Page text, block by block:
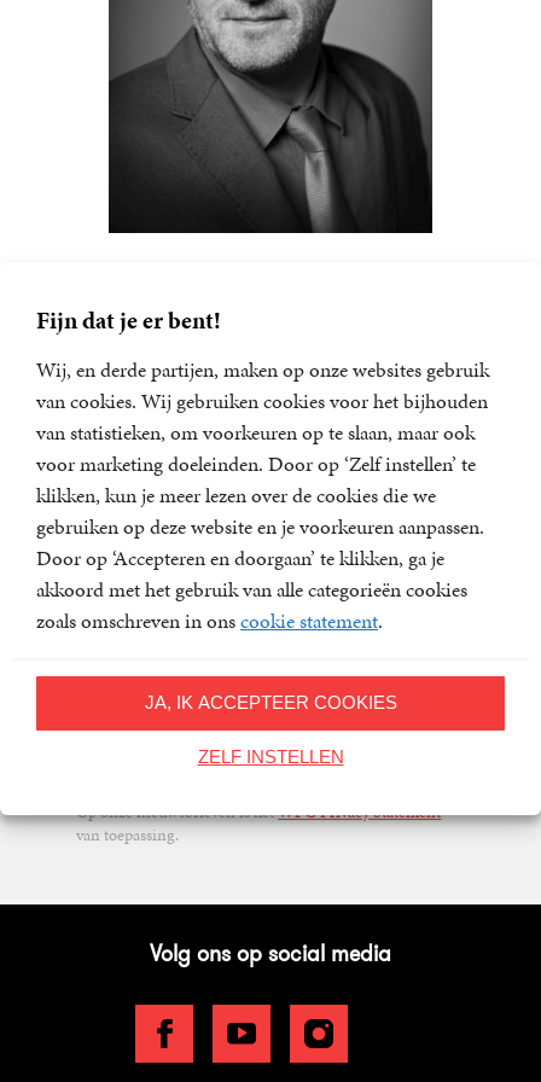
Fijn dat je er bent!
Wij, en derde partijen, maken op onze websites gebruik
van cookies. Wij gebruiken cookies voor het bijhouden
van statistieken, om voorkeuren op te slaan, maar ook
voor marketing doeleinden. Door op ‘Zelf instellen’ te
klikken, kun je meer lezen over de cookies die we
gebruiken op deze website en je voorkeuren aanpassen.
Door op ‘Accepteren en doorgaan’ te klikken, ga je
akkoord met het gebruik van alle categorieën cookies
zoals omschreven in onscookie statement.
JA, IK ACCEPTEER COOKIES
ZELF INSTELLEN
hoofdredacteur vanNRC Handelsblad
Standaard.
Nieuwsbrief
Meld u aan voor een van onze nieuwsbrieven en blijf op
de hoogte van het laatste nieuws, nieuwe titels,
aanbiedingen en prijsvragen.
E-
mailadres
Inschrijven
Op onze nieuwsbrieven is hetWPG Privacy Statement
van toepassing.
Volg ons op social media